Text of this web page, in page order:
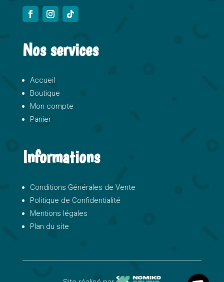
Nos services
Accueil
Boutique
Mon compte
Panier
Informations
Conditions Générales de Vente
Politique de Confidentialité
Mentions légales
Plan du site